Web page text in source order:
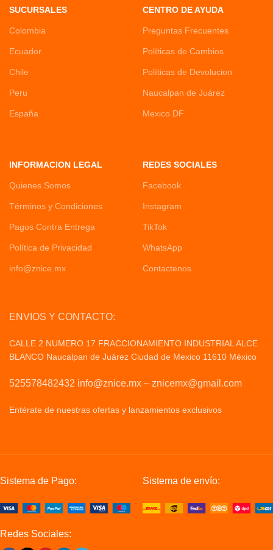
SUCURSALES
Colombia
Ecuador
Chile
Peru
España
CENTRO DE AYUDA
Preguntas Frecuentes
Políticas de Cambios
Políticas de Devolucion
Naucalpan de Juárez
Mexico DF
INFORMACION LEGAL
Quienes Somos
Términos y Condiciones
Pagos Contra Entrega
Política de Privacidad
info@znice.mx
REDES SOCIALES
Facebook
Instagram
TikTok
WhatsApp
Contactenos
ENVIOS Y CONTACTO:
CALLE 2 NUMERO 17 FRACCIONAMIENTO INDUSTRIAL ALCE
BLANCO Naucalpan de Juárez Ciudad de Mexico 11610 México
525578482432 info@znice.mx – znicemx@gmail.com
Entérate de nuestras ofertas y lanzamientos exclusivos
Sistema de Pago: Sistema de envío:
Redes Sociales: